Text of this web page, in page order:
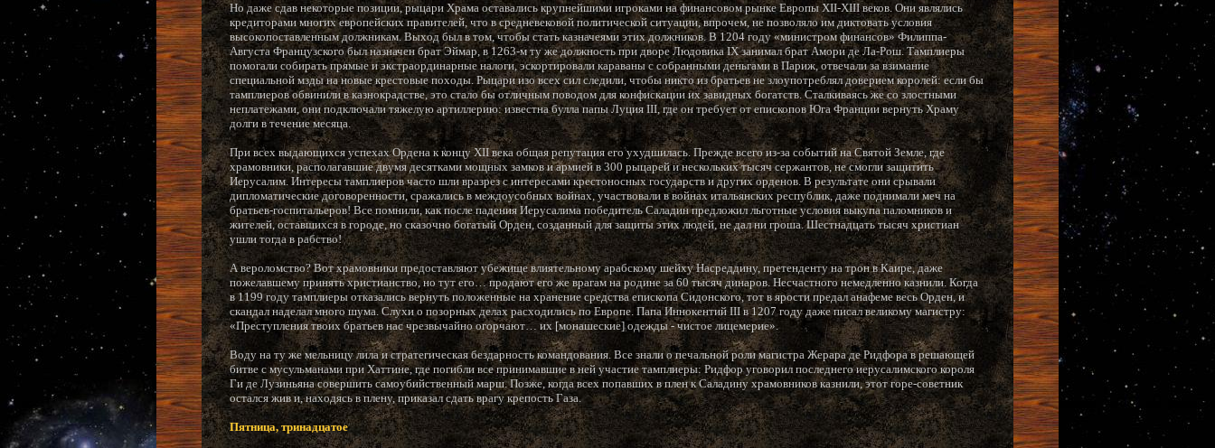
Но даже сдав некоторые позиции, рыцари Храма оставались крупнейшими игроками на финансовом рынке Европы XII-XIII веков. Они являлись
кредиторами многих европейских правителей, что в средневековой политической ситуации, впрочем, не позволяло им диктовать условия
высокопоставленным должникам. Выход был в том, чтобы стать казначеями этих должников. В 1204 году «министром финансов» Филиппа-
Августа Французского был назначен брат Эймар, в 1263-м ту же должность при дворе Людовика IX занимал брат Амори де Ла-Рош. Тамплиеры
помогали собирать прямые и экстраординарные налоги, эскортировали караваны с собранными деньгами в Париж, отвечали за взимание
специальной мзды на новые крестовые походы. Рыцари изо всех сил следили, чтобы никто из братьев не злоупотреблял доверием королей: если бы
тамплиеров обвинили в казнокрадстве, это стало бы отличным поводом для конфискации их завидных богатств. Сталкиваясь же со злостными
неплатежами, они подключали тяжелую артиллерию: известна булла папы Луция III, где он требует от епископов Юга Франции вернуть Храму
долги в течение месяца.
При всех выдающихся успехах Ордена к концу XII века общая репутация его ухудшилась. Прежде всего из-за событий на Святой Земле, где
храмовники, располагавшие двумя десятками мощных замков и армией в 300 рыцарей и нескольких тысяч сержантов, не смогли защитить
Иерусалим. Интересы тамплиеров часто шли вразрез с интересами крестоносных государств и других орденов. В результате они срывали
дипломатические договоренности, сражались в междоусобных войнах, участвовали в войнах итальянских республик, даже поднимали меч на
братьев-госпитальеров! Все помнили, как после падения Иерусалима победитель Саладин предложил льготные условия выкупа паломников и
жителей, оставшихся в городе, но сказочно богатый Орден, созданный для защиты этих людей, не дал ни гроша. Шестнадцать тысяч христиан
ушли тогда в рабство!
А вероломство? Вот храмовники предоставляют убежище влиятельному арабскому шейху Насреддину, претенденту на трон в Каире, даже
пожелавшему принять христианство, но тут его… продают его же врагам на родине за 60 тысяч динаров. Несчастного немедленно казнили. Когда
в 1199 году тамплиеры отказались вернуть положенные на хранение средства епископа Сидонского, тот в ярости предал анафеме весь Орден, и
скандал наделал много шума. Слухи о позорных делах расходились по Европе. Папа Иннокентий III в 1207 году даже писал великому магистру:
«Преступления твоих братьев нас чрезвычайно огорчают… их [монашеские] одежды - чистое лицемерие».
Воду на ту же мельницу лила и стратегическая бездарность командования. Все знали о печальной роли магистра Жерара де Ридфора в решающей
битве с мусульманами при Хаттине, где погибли все принимавшие в ней участие тамплиеры: Ридфор уговорил последнего иерусалимского короля
Ги де Лузиньяна совершить самоубийственный марш. Позже, когда всех попавших в плен к Саладину храмовников казнили, этот горе-советник
остался жив и, находясь в плену, приказал сдать врагу крепость Газа.
Пятница, тринадцатое